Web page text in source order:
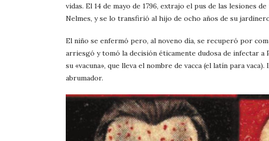
vidas. El 14 de mayo de 1796, extrajo el pus de las lesiones
Nelmes, y se lo transfirió al hijo de ocho años de su
El niño se enfermó pero, al noveno día, se recuperó por
arriesgó y tomó la decisión éticamente dudosa de infectar
su «vacuna», que lleva el nombre de vacca (el latín para
abrumador.